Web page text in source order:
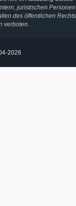
juristischen Personen
des öffentlichen Rechts
verboten.
2026